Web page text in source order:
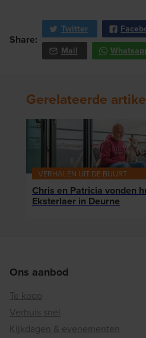
Share:
Twitter
Mail
Gerelateerde
VERHALEN UIT DE BUURT
Chris en Patricia vonden
Eksterlaer in Deurne
Ons aanbod
Te koop
Verhuis snel
Kijkdagen & evenementen